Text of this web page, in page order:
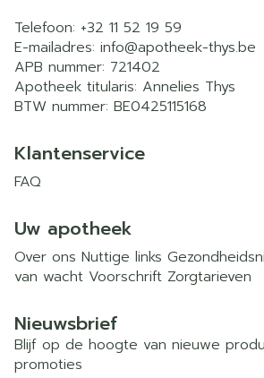
Telefoon: +32 11 52 19 59
E-mailadres: info@apotheek-thys.be
APB nummer: 721402
Apotheek titularis: Annelies Thys
BTW nummer: BE0425115168
Klantenservice
FAQ
Uw apotheek
Over ons Nuttige links
van wacht Voorschrift Zorgtarieven
Nieuwsbrief
Blijf op de hoogte van nieuwe
promoties